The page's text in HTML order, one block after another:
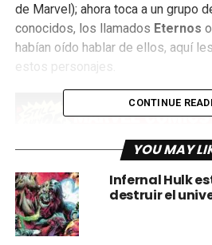
de Marvel); ahora toca a un grupo
conocidos, los llamados Eternos o
habían oído hablar de ellos, aquí
estos personajes.
CONTINUE
YOU MAY
Infernal Hulk
destruir el